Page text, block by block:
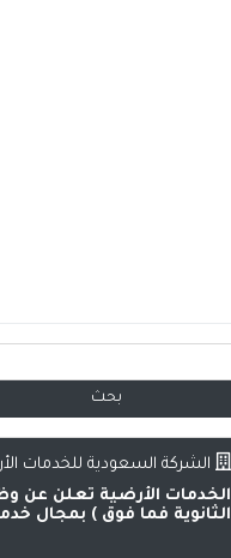
الشركة السعودية للخدمات
الخدمات الأرضية تعلن عن
الثانوية فما فوق ) بمجال